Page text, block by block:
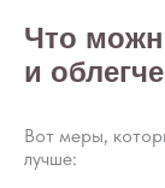
Что
и
Вот меры,
лучше: